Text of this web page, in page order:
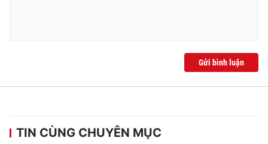
Gửi bình luận
TIN CÙNG CHUYÊN MỤC